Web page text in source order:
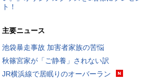
ト！
主要ニュース
池袋暴走事故 加害者家族の苦悩
秋篠宮家が「ご静養」されない訳
JR横浜線で居眠りのオーバーラン